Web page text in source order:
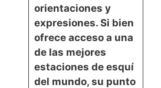
orientaciones y
expresiones. Si bien
ofrece acceso a una
de las mejores
estaciones de esquí
del mundo, su punto